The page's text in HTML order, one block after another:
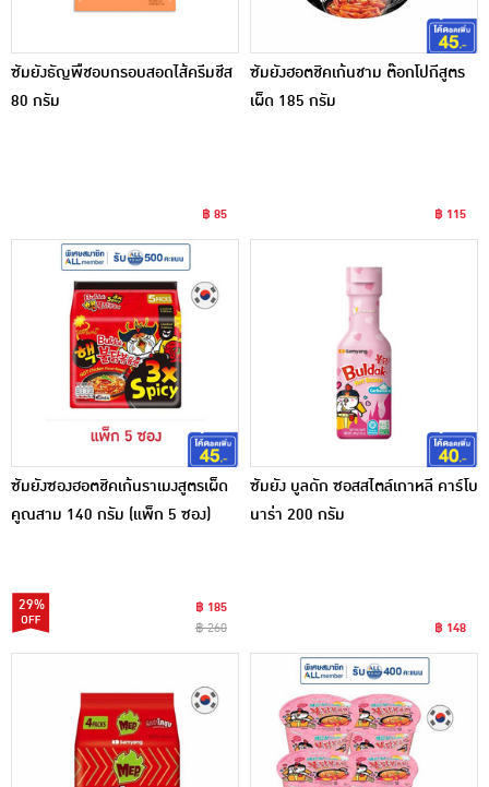
ซัมยังธัญพืชอบกรอบสอดไส้ครีมชีส
80 กรัม
฿ 85
ซัมยังฮอตชิคเก้นชาม ต๊อกโปกีสูตร
เผ็ด 185 กรัม
฿ 115
ซัมยังซองฮอตชิคเก้นราเมงสูตรเผ็ด
คูณสาม 140 กรัม (แพ็ก 5 ซอง)
29%
฿ 185
฿ 260
ซัมยัง บูลดัก ซอสสไตล์เกาหลี คาร์โบ
นาร่า 200 กรัม
฿ 148